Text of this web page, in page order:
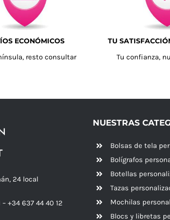
ECONÓMICOS
resto consultar
TU
Tu confianza,
24 local
+34 637 44 40 12
NUESTRAS
Bolsas de tela
Bolígrafos
Botellas
Tazas
Mochilas
Blocs y libretas